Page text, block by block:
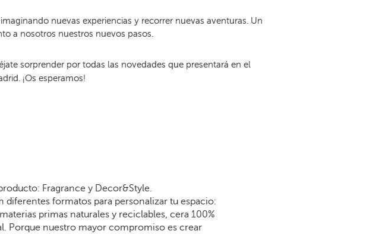
nuevas experiencias y recorrer nuevas aventuras. Un
a nosotros nuestros nuevos pasos.
sorprender por todas las novedades que presentará en el
¡Os esperamos!
Fragrance y Decor&Style.
diferentes formatos para personalizar tu espacio:
primas naturales y reciclables, cera 100%
Porque nuestro mayor compromiso es crear